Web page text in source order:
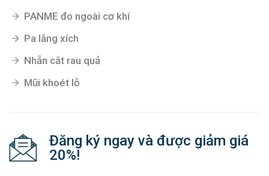
PANME đo ngoài cơ khí
Pa lăng xích
Nhẵn cắt rau quả
Mũi khoét lỗ
Đăng ký ngay và được giảm giá
20%!